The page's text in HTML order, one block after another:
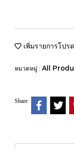
เพิ่มรายการโปรด
หมวดหมู่ : All
Share